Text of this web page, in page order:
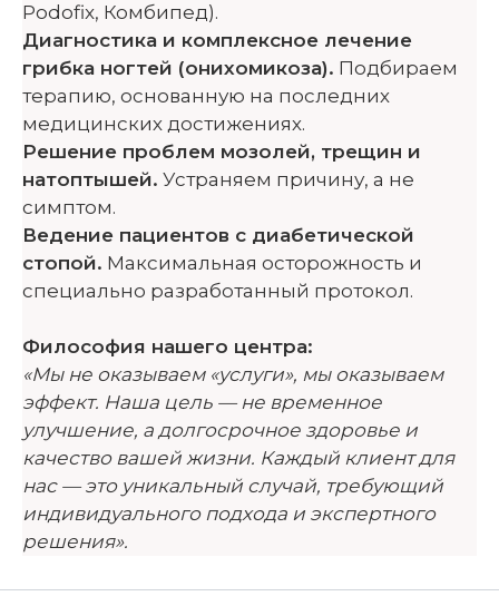
Podofix, Комбипед).
Диагностика и комплексное лечение
грибка ногтей (онихомикоза). Подбираем
терапию, основанную на последних
медицинских достижениях.
Решение проблем мозолей, трещин и
натоптышей. Устраняем причину, а не
симптом.
Ведение пациентов с диабетической
стопой. Максимальная осторожность и
специально разработанный протокол.
Философия нашего центра:
«Мы не оказываем «услуги», мы оказываем
эффект. Наша цель — не временное
улучшение, а долгосрочное здоровье и
качество вашей жизни. Каждый клиент для
нас — это уникальный случай, требующий
индивидуального подхода и экспертного
решения».